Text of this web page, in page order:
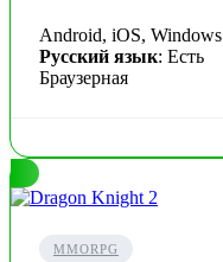
Android, iOS, Windows
Русский язык: Есть
Браузерная
MMORPG